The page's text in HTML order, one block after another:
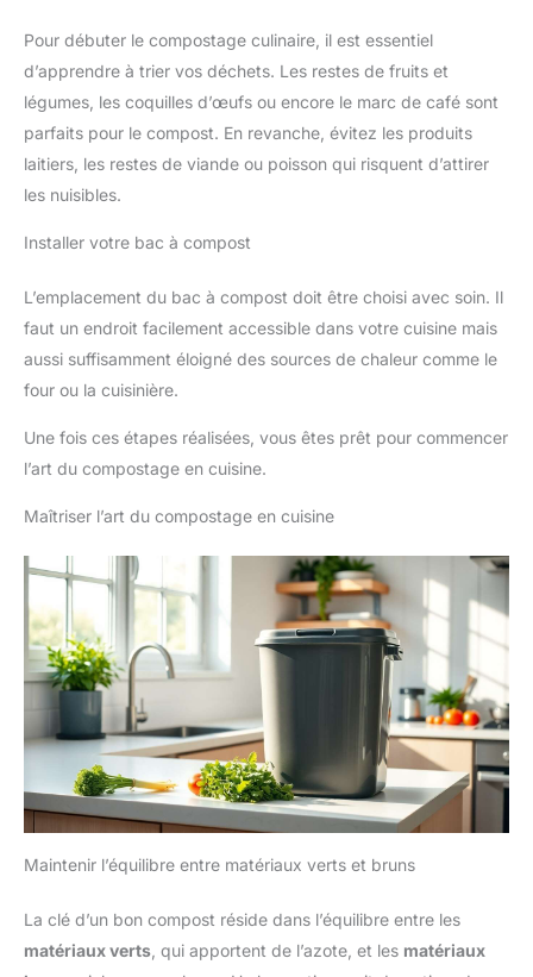
Pour débuter le compostage culinaire, il est essentiel
d’apprendre à trier vos déchets. Les restes de fruits et
légumes, les coquilles d’œufs ou encore le marc de café sont
parfaits pour le compost. En revanche, évitez les produits
laitiers, les restes de viande ou poisson qui risquent d’attirer
les nuisibles.
Installer votre bac à compost
L’emplacement du bac à compost doit être choisi avec soin. Il
faut un endroit facilement accessible dans votre cuisine mais
aussi suffisamment éloigné des sources de chaleur comme le
four ou la cuisinière.
Une fois ces étapes réalisées, vous êtes prêt pour commencer
l’art du compostage en cuisine.
Maîtriser l’art du compostage en cuisine
Maintenir l’équilibre entre matériaux verts et bruns
La clé d’un bon compost réside dans l’équilibre entre les
matériaux verts , qui apportent de l’azote, et les matériaux